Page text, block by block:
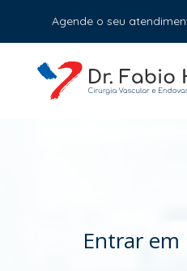
Agende o seu
Entrar